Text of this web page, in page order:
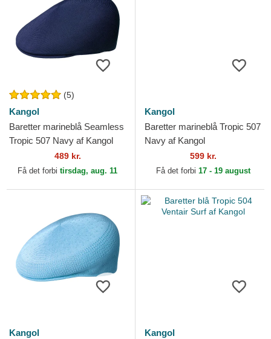
(5)
Kangol
Baretter marineblå Seamless
Tropic 507 Navy af Kangol
489 kr.
Få det forbi tirsdag, aug. 11
Kangol
Baretter marineblå Tropic 507
Navy af Kangol
599 kr.
Få det forbi 17 - 19 august
Kangol
Kangol